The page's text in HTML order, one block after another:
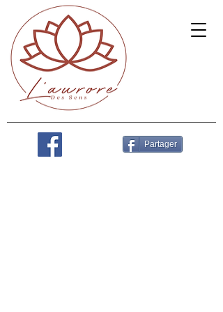
Partager